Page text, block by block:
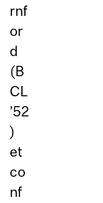
rnf
or
d
(B
CL
’52
)
et
co
nf